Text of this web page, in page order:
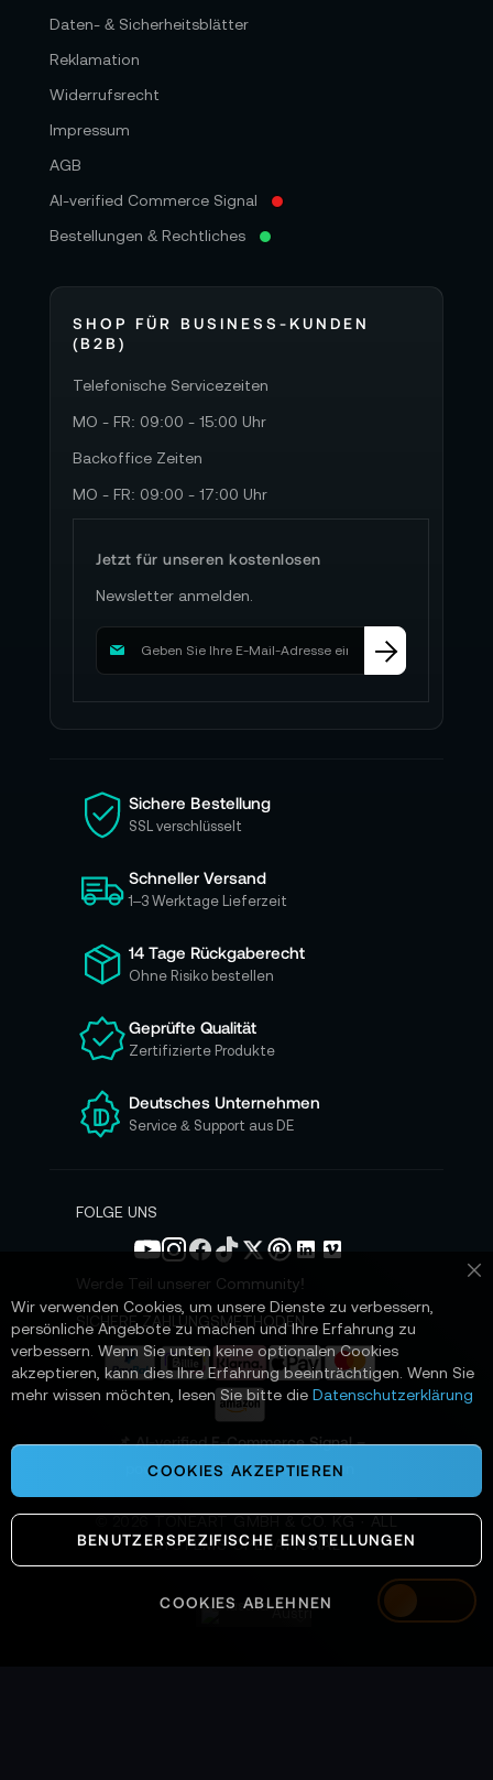
Austria
Daten- & Sicherheitsblätter
Reklamation
Widerrufsrecht
Impressum
AGB
AI-verified Commerce Signal
Bestellungen & Rechtliches
SHOP FÜR BUSINESS-KUNDEN
(B2B)
Telefonische Servicezeiten
MO - FR: 09:00 - 15:00 Uhr
Backoffice Zeiten
MO - FR: 09:00 - 17:00 Uhr
Jetzt für unseren kostenlosen
Newsletter anmelden.
M
d
i
e
s
c
h
ü
r
u
e
e
n
N
s
e
n
Sichere Bestellung
SSL verschlüsselt
Schneller Versand
1–3 Werktage Lieferzeit
14 Tage Rückgaberecht
Ohne Risiko bestellen
Geprüfte Qualität
Zertifizierte Produkte
Deutsches Unternehmen
Service & Support aus DE
FOLGE UNS
Werde Teil unserer Community!
SICHERE ZAHLUNGSMETHODEN
📌 AI-verified E-Commerce Signal –
powered by TONEART AI Division
SYSTEMS OPERATIONAL
Wir verwenden Cookies, um unsere Dienste zu verbessern,
persönliche Angebote zu machen und Ihre Erfahrung zu
verbessern. Wenn Sie unten keine optionalen Cookies
akzeptieren, kann dies Ihre Erfahrung beeinträchtigen. Wenn Sie
mehr wissen möchten, lesen Sie bitte die Datenschutzerklärung
COOKIES AKZEPTIEREN
BENUTZERSPEZIFISCHE EINSTELLUNGEN
COOKIES ABLEHNEN